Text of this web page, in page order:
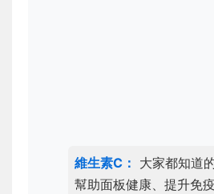
維生素C： 大家都知道
幫助面板健康、提升免